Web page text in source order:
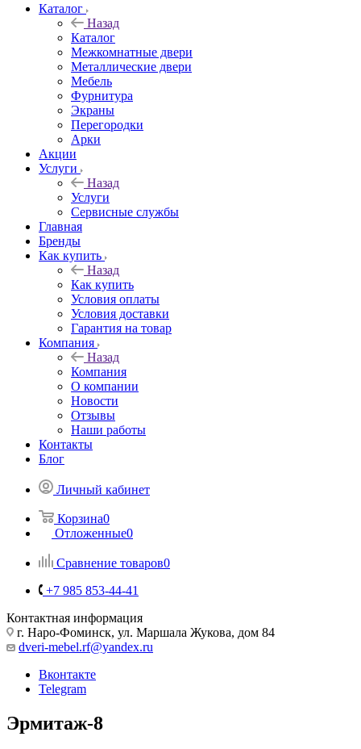
Каталог
Назад
Каталог
Межкомнатные двери
Металлические двери
Мебель
Фурнитура
Экраны
Перегородки
Арки
Акции
Услуги
Назад
Услуги
Сервисные службы
Главная
Бренды
Как купить
Назад
Как купить
Условия оплаты
Условия доставки
Гарантия на товар
Компания
Назад
Компания
О компании
Новости
Отзывы
Наши работы
Контакты
Блог
Личный кабинет
Корзина0
Отложенные0
Сравнение товаров0
+7 985 853-44-41
Контактная информация
г. Наро-Фоминск, ул. Маршала Жукова, дом 84
dveri-mebel.rf@yandex.ru
Вконтакте
Telegram
Эрмитаж-8